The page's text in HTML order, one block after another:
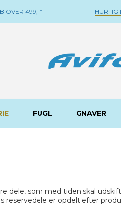
OVER 499,-* HURTIG
FUGL GNAVER
dele, som med tiden skal
reservedele er opdelt efter